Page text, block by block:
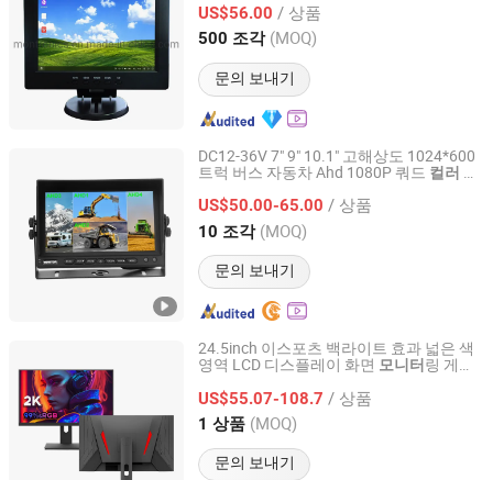
US$56.00 / 상품
500 조각 (MOQ)
문의 보내기
Guangdong, China 이후 2019
DC12-36V 7" 9" 10.1" 고해상도 1024*600
트럭 버스 자동차 Ahd 1080P 쿼드 컬러
US$50.00-65.00 / 상품
10 조각 (MOQ)
문의 보내기
Favo-Tech Group Co., Ltd
Guangdong, China 이후 2025
24.5inch 이스포츠 백라이트 효과 넓은 색
영역 LCD 디스플레이 화면 모니터 링 게임
US$55.07-108.7 / 상품
1 상품 (MOQ)
문의 보내기
Shenzhen Wucaihong Electronic Technology Co., Ltd
Guangdong, China 이후 2024